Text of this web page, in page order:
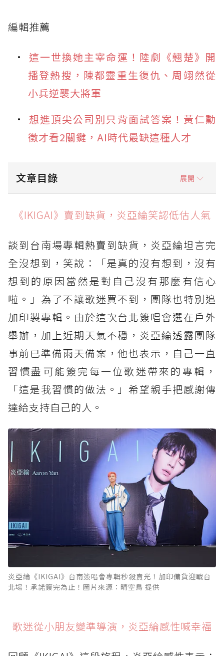
編輯推薦
這一世換她主宰命運！陸劇《翹楚》開
播登熱搜，陳都靈重生復仇、周翊然從
小兵逆襲大將軍
想進頂尖公司別只背面試答案！黃仁勳
徵才看2關鍵，AI時代最缺這種人才
文章目錄 展開
《IKIGAI》賣到缺貨，炎亞綸笑認低估人氣
想婚卻等不到點頭！炎亞綸認多次求婚另一半
晴空鳥娛樂將簽新人，炎亞綸笑稱是神明牽線
首度回應耀樂爭議，炎亞綸：很多事不是外界看
到那樣
《IKIGAI》賣到缺貨，炎亞綸笑認低估人氣
談到台南場專輯熱賣到缺貨，炎亞綸坦言完
全沒想到，笑說：「是真的沒有想到，沒有
想到的原因當然是對自己沒有那麼有信心
啦。」為了不讓歌迷買不到，團隊也特別追
加印製專輯。由於這次台北簽唱會選在戶外
舉辦，加上近期天氣不穩，炎亞綸透露團隊
事前已準備雨天備案，他也表示，自己一直
習慣盡可能簽完每一位歌迷帶來的專輯，
「這是我習慣的做法。」希望親手把感謝傳
達給支持自己的人。
炎亞綸《IKIGAI》台南簽唱會專輯秒殺賣光！加印備貨迎戰台
北場！承諾簽完為止！圖片來源：晴空鳥 提供
歌迷從小朋友變準導演，炎亞綸感性喊幸福